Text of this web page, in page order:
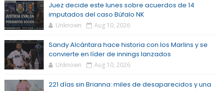
Juez decide este lunes sobre acuerdos de 14
imputados del caso Búfalo NK
Unknown Aug 10, 2026
Sandy Alcántara hace historia con los Marlins y se
convierte en líder de innings lanzados
Unknown Aug 10, 2026
221 días sin Brianna: miles de desaparecidos y una